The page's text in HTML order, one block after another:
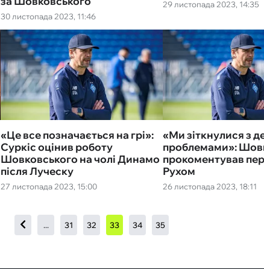
30 листопада 2023, 11:46
29 листопада 2023, 14:35
27 листопада 2023, 15:00
«Це все позначається на грі»:
Суркіс оцінив роботу
Шовковського на чолі Динамо
після Луческу
26 листопада 2023, 18:11
«Ми зіткнулися з
проблемами»:
прокоментував
Рухом
... 31 32 33 34 35